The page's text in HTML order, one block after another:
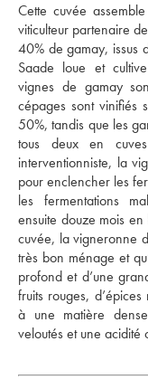
Cette cuvée
viticulteur partenaire
40% de gamay, issus
Saade loue et
vignes de gamay
cépages sont vinifiés
50%, tandis que les
tous deux en
interventionniste, la
pour enclencher les
les fermentations
ensuite douze mois
cuvée, la vigneronne
très bon ménage et
profond et d’une
fruits rouges,
à une matière